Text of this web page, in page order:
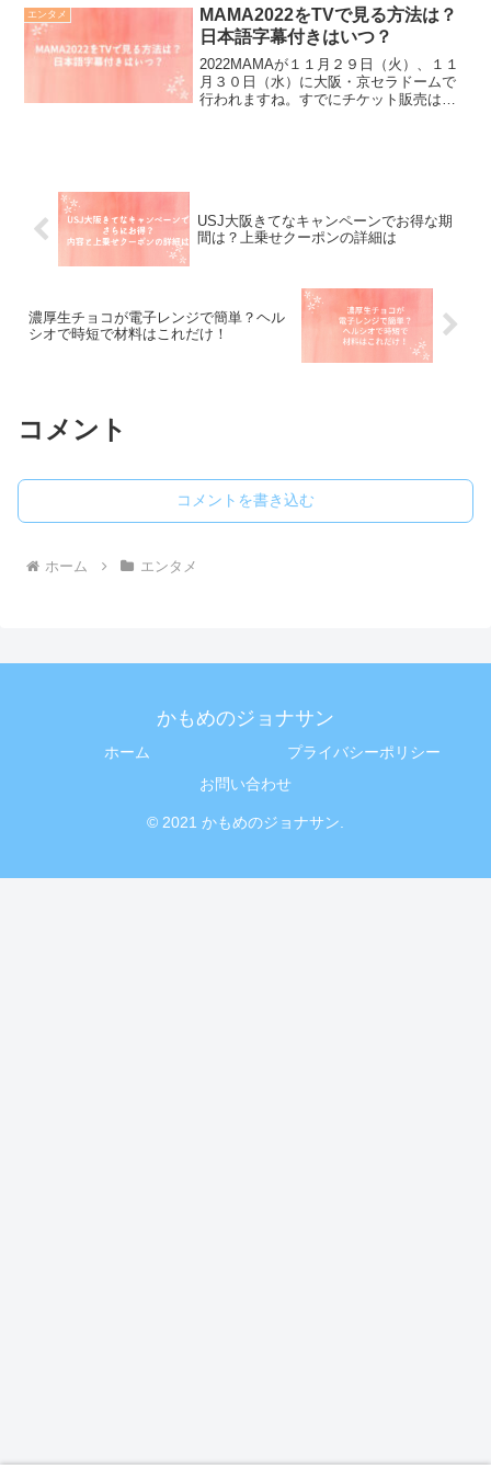
んが、１１月７日に個人のtwitterを開設さ
れたの...
エンタメ
MAMA2022をTVで見る方法は？
日本語字幕付きはいつ？
2022MAMAが１１月２９日（火）、１１
月３０日（水）に大阪・京セラドームで
行われますね。すでにチケット販売は終
USJ大阪きてなキャンペーンでお得な期
間は？上乗せクーポンの詳細は
濃厚生チョコが電子レンジで簡単？ヘル
シオで時短で材料はこれだけ！
コメント
コメントを書き込む
ホーム エンタメ
かもめのジョナサン
ホーム
プライバシーポリシー
お問い合わせ
© 2021 かもめのジョナサン.